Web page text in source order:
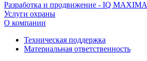
Разработка и продвижение - IQ MAXIMA
Услуги охраны
О компании
Техническая поддержка
Материальная ответственность